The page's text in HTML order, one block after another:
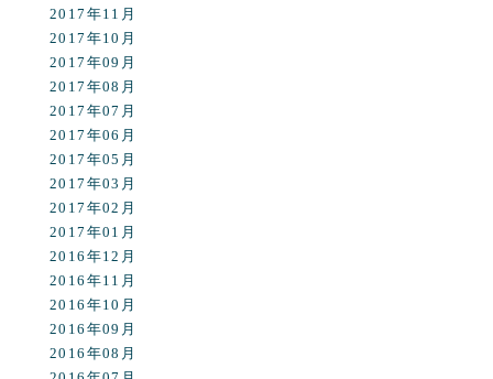
2017年11月
2017年10月
2017年09月
2017年08月
2017年07月
2017年06月
2017年05月
2017年03月
2017年02月
2017年01月
2016年12月
2016年11月
2016年10月
2016年09月
2016年08月